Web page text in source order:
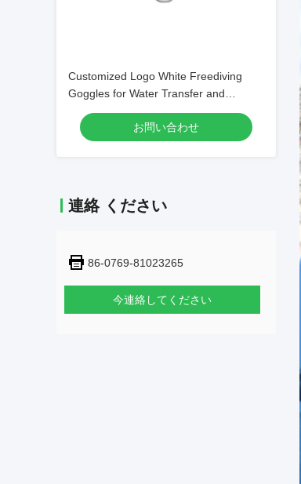
Customized Logo White Freediving
Goggles for Water Transfer and
Swimming
お問い合わせ
連絡 ください
86-0769-81023265
今連絡してください